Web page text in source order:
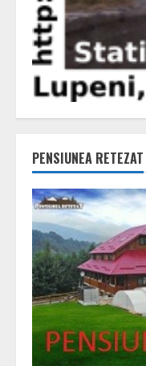
PENSIUNEA RETEZAT